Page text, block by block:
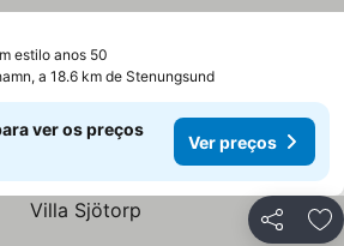
estilo anos 50
a 18.6 km de Stenungsund
ver os preços
Ver preços
Partilhar